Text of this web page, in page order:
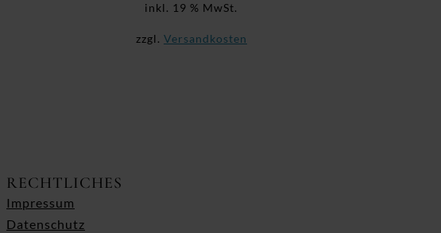
inkl. 19 % MwSt.
zzgl. Versandkosten
RECHTLICHES
Impressum
Datenschutz